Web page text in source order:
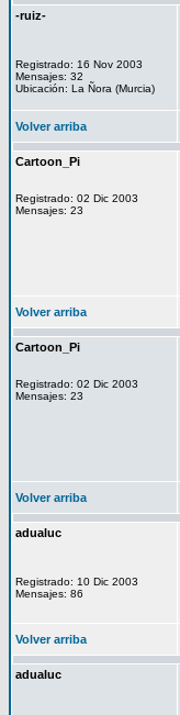
-ruiz-
Registrado: 16 Nov 2003
Mensajes: 32
Ubicación: La Ñora (Murcia)
Volver arriba
Cartoon_Pi
Registrado: 02 Dic 2003
Mensajes: 23
Volver arriba
Cartoon_Pi
Registrado: 02 Dic 2003
Mensajes: 23
Volver arriba
adualuc
Registrado: 10 Dic 2003
Mensajes: 86
Volver arriba
adualuc